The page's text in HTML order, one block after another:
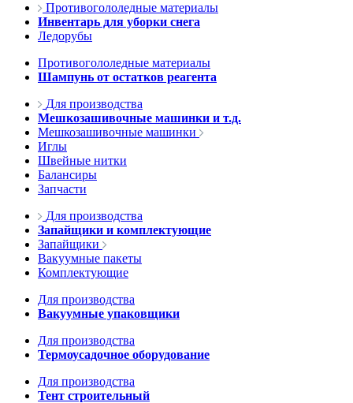
Противогололедные материалы
Инвентарь для уборки снега
Ледорубы
Противогололедные материалы
Шампунь от остатков реагента
Для производства
Мешкозашивочные машинки и т.д.
Мешкозашивочные машинки
Иглы
Швейные нитки
Балансиры
Запчасти
Для производства
Запайщики и комплектующие
Запайщики
Вакуумные пакеты
Комплектующие
Для производства
Вакуумные упаковщики
Для производства
Термоусадочное оборудование
Для производства
Тент строительный